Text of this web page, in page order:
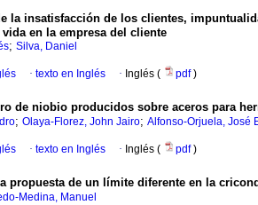
la insatisfacción de los clientes,
en la empresa del cliente
; Silva, Daniel
· texto en Inglés · Inglés ( pdf)
de niobio producidos sobre aceros para
; Olaya-Florez, John Jairo; Alfonso-Orjuela, José
· texto en Inglés · Inglés ( pdf)
propuesta de un límite diferente en la
Medina, Manuel